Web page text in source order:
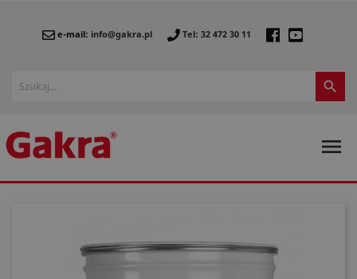
e-mail: info@gakra.pl Tel: 32 472 30 11

